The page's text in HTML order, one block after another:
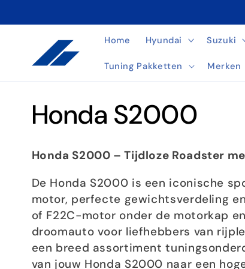
content
Home Hyundai Suzuki
Tuning Pakketten Merken
C
o
l
l
e
Honda S2000
Honda S2000 – Tijdloze Roadster
De Honda S2000 is een iconische
motor, perfecte gewichtsverdeling
of F22C-motor onder de motorkap
droomauto voor liefhebbers van
een breed assortiment
van jouw Honda S2000 naar een